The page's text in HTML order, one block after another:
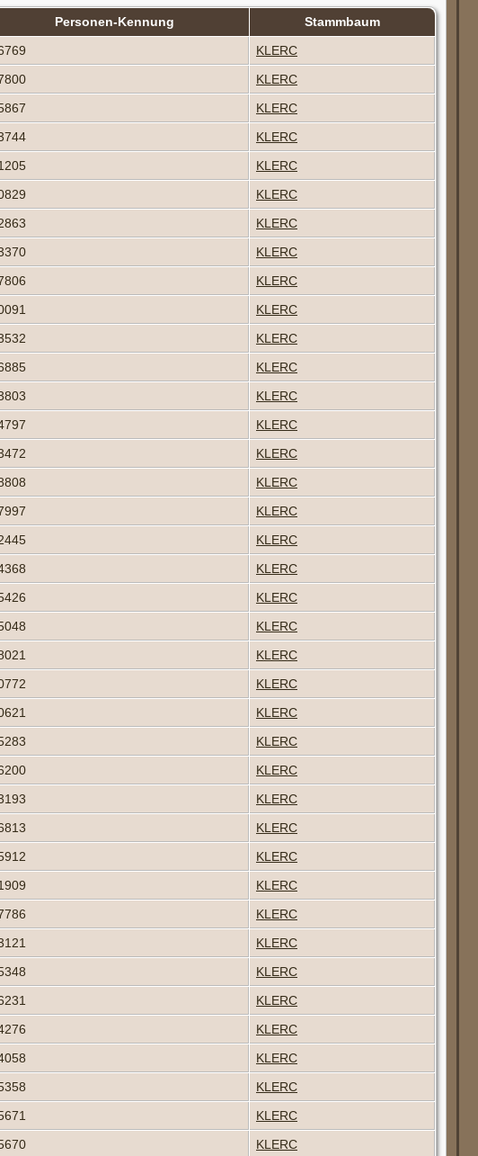
Personen-Kennung
Stammbaum
KLERC
KLERC
KLERC
KLERC
KLERC
KLERC
KLERC
KLERC
KLERC
KLERC
KLERC
KLERC
KLERC
KLERC
KLERC
KLERC
KLERC
KLERC
KLERC
KLERC
KLERC
KLERC
KLERC
KLERC
KLERC
KLERC
KLERC
KLERC
KLERC
KLERC
KLERC
KLERC
KLERC
KLERC
KLERC
KLERC
KLERC
KLERC
KLERC